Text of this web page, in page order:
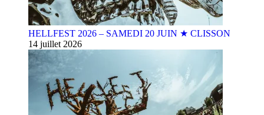
HELLFEST 2026 – SAMEDI 20 JUIN ★ CLISSON
14 juillet 2026